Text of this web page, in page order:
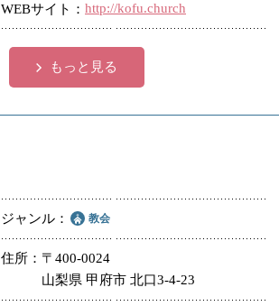
WEBサイト http://kofu.church
もっと見る
ジャンル 教会
住所
〒400-0024
山梨県 甲府市 北口3-4-23